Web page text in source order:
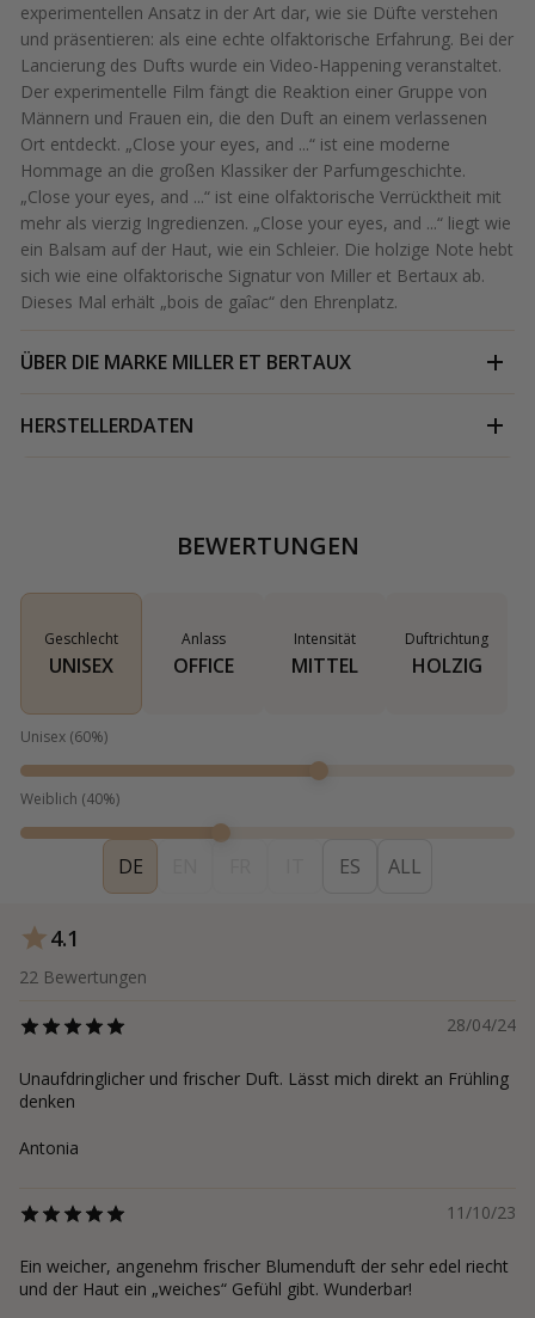
experimentellen Ansatz in der Art dar, wie sie Düfte verstehen
und präsentieren: als eine echte olfaktorische Erfahrung. Bei der
Lancierung des Dufts wurde ein Video-Happening veranstaltet.
Der experimentelle Film fängt die Reaktion einer Gruppe von
Männern und Frauen ein, die den Duft an einem verlassenen
Ort entdeckt. „Close your eyes, and ...“ ist eine moderne
Hommage an die großen Klassiker der Parfumgeschichte.
„Close your eyes, and ...“ ist eine olfaktorische Verrücktheit mit
mehr als vierzig Ingredienzen. „Close your eyes, and ...“ liegt wie
ein Balsam auf der Haut, wie ein Schleier. Die holzige Note hebt
sich wie eine olfaktorische Signatur von Miller et Bertaux ab.
Dieses Mal erhält „bois de gaîac“ den Ehrenplatz.
ÜBER DIE MARKE MILLER ET BERTAUX
HERSTELLERDATEN
BEWERTUNGEN
Geschlecht
UNISEX
Anlass
OFFICE
Intensität
MITTEL
Duftrichtung
HOLZIG
Unisex (60%)
Weiblich (40%)
DE ES ALL
4.1
22 Bewertungen
28/04/24
Unaufdringlicher und frischer Duft. Lässt mich direkt an Frühling
denken
Antonia
11/10/23
Ein weicher, angenehm frischer Blumenduft der sehr edel riecht
und der Haut ein „weiches“ Gefühl gibt. Wunderbar!